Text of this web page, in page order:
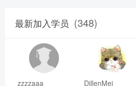
最新加入学员 (348)
zzzzaaa DillenMei